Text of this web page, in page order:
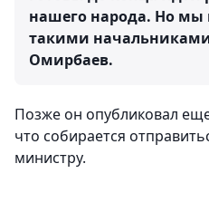
нашего народа. Но мы
такими
Омирбаев.
Позже он опубликовал
что собирается
министру.